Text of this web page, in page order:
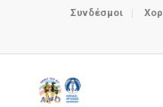
Συνδέσμοι